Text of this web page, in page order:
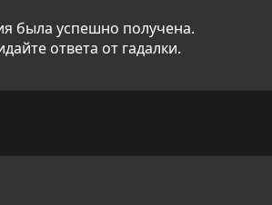
была успешно получена.
ответа от гадалки.